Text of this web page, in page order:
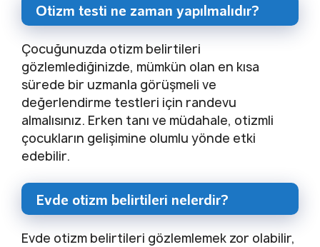
Otizm testi ne zaman yapılmalıdır?
Çocuğunuzda otizm belirtileri
gözlemlediğinizde, mümkün olan en kısa
sürede bir uzmanla görüşmeli ve
değerlendirme testleri için randevu
almalısınız. Erken tanı ve müdahale, otizmli
çocukların gelişimine olumlu yönde etki
edebilir.
Evde otizm belirtileri nelerdir?
Evde otizm belirtileri gözlemlemek zor olabilir,